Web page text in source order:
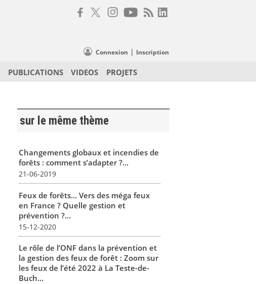
Connexion | Inscription
PUBLICATIONS VIDEOS PROJETS
sur le même thème
Changements globaux et incendies de
forêts : comment s’adapter ?...
21-06-2019
Feux de forêts… Vers des méga feux
en France ? Quelle gestion et
prévention ?...
15-12-2020
Le rôle de l’ONF dans la prévention et
la gestion des feux de forêt : Zoom sur
les feux de l’été 2022 à La Teste-de-
Buch...